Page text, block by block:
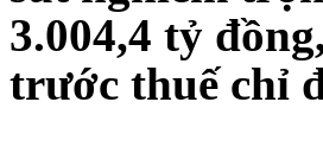
3.004,4 tỷ
trước thuế chỉ